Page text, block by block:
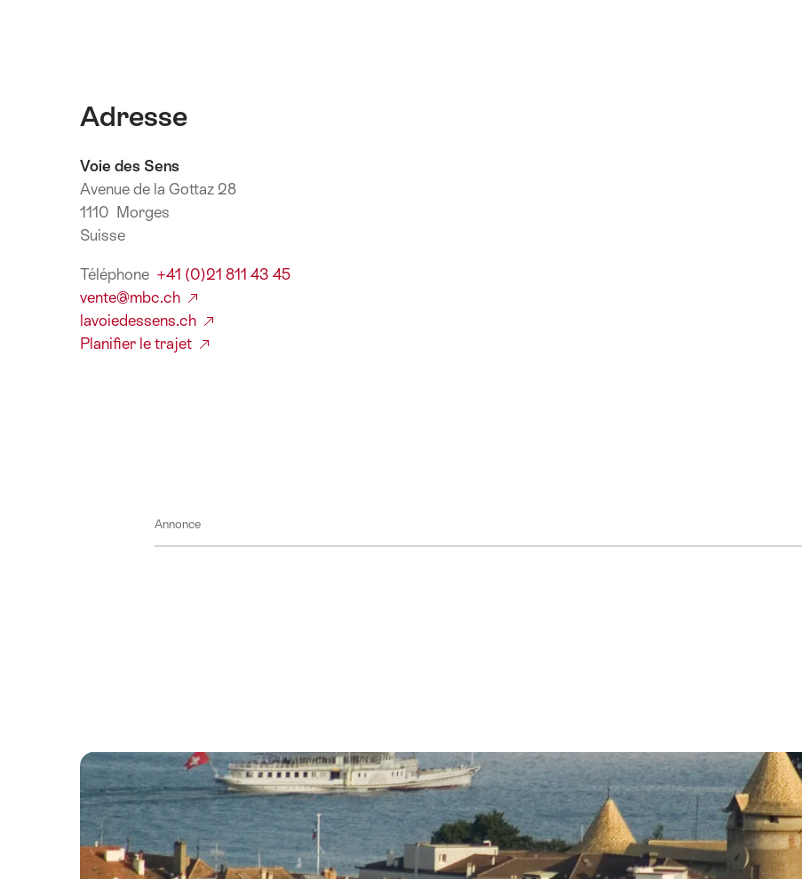
Adresse
Voie des Sens
Avenue de la Gottaz 28
1110 Morges
Suisse
Téléphone +41 (0)21 811 43 45
vente@mbc.ch
lavoiedessens.ch
Planifier le trajet
Annonce